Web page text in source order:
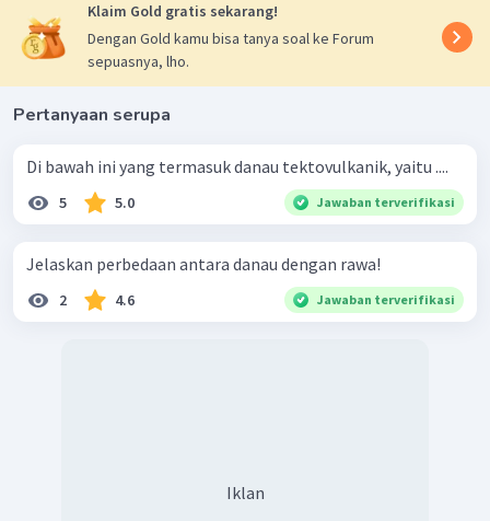
Klaim Gold gratis sekarang!
Dengan Gold kamu bisa tanya soal ke Forum
sepuasnya, lho.
Pertanyaan serupa
Di bawah ini yang termasuk danau tektovulkanik, yaitu ....
5 5.0 Jawaban terverifikasi
Jelaskan perbedaan antara danau dengan rawa!
2 4.6 Jawaban terverifikasi
Iklan